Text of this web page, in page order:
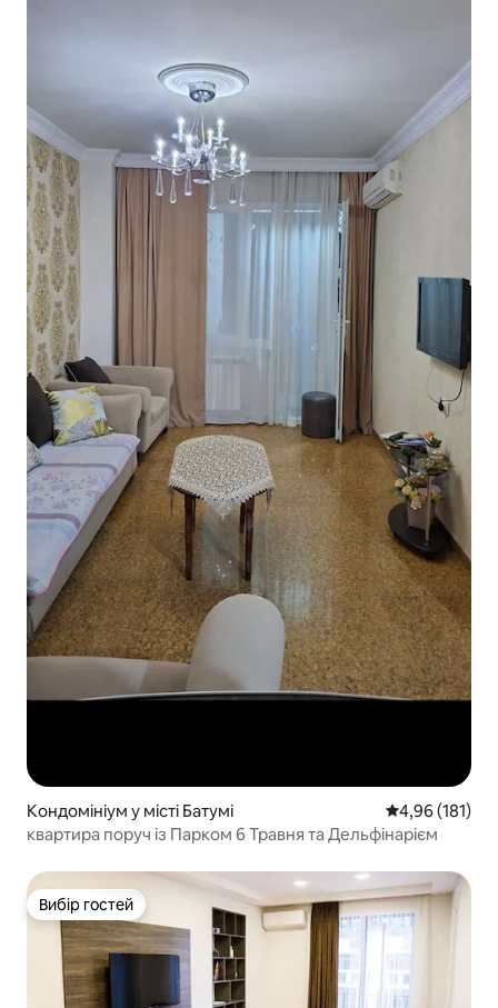
Кондомініум у місті Батумі Середня
4,96 (181)
квартира поруч із Парком 6 Травня та Дельфінарієм
Вибір гостей
Вибір гостей